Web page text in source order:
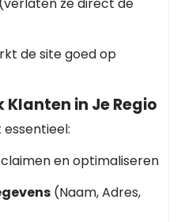
(verlaten ze direct de
de site goed op
Klanten in Je Regio
claimen en optimaliseren
(Naam, Adres,